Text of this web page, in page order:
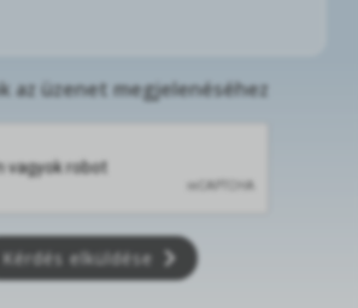
az üzenet megjelenéséhez
Kérdés elküldése